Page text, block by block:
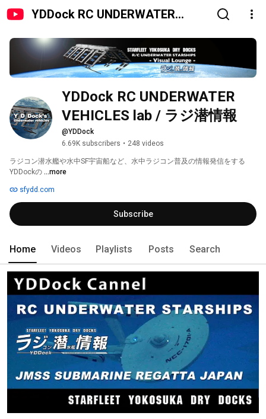
YDDock RC UNDERWATER
YDDock RC UNDERWATER
VEHICLES lab / ラジ潜情報
@YDDock
6.69K subscribers • 248 videos
ラジコン潜水艦や水中SF宇宙船など、水中ラジコン普及の情報発信をする
YDDockの ...more
sfydd.com
Subscribe
Home Videos Playlists Posts Search